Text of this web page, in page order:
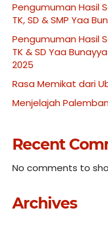
Pengumuman Hasil
TK, SD & SMP Yaa
Pengumuman Hasil
TK & SD Yaa
2025
Rasa Memikat dari
Menjelajah
Recent
No comments to
Archives